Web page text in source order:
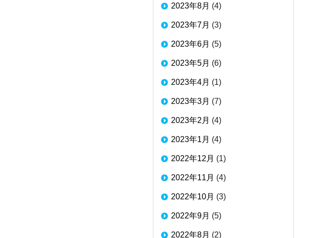
2023年8月 (4)
2023年7月 (3)
2023年6月 (5)
2023年5月 (6)
2023年4月 (1)
2023年3月 (7)
2023年2月 (4)
2023年1月 (4)
2022年12月 (1)
2022年11月 (4)
2022年10月 (3)
2022年9月 (5)
2022年8月 (2)